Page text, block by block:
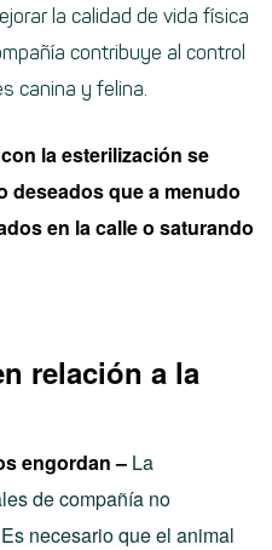
la calidad de vida física
contribuye al control
canina y felina.
la esterilización se
deseados que a menudo
en la calle o saturando
relación a la
engordan –La
de compañía no
necesario que el animal